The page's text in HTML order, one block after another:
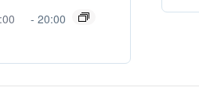
- 20:00